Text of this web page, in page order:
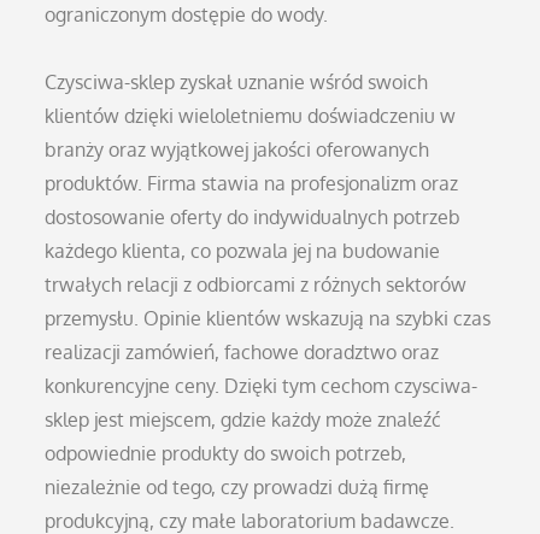
ograniczonym dostępie do wody.
Czysciwa-sklep zyskał uznanie wśród swoich
klientów dzięki wieloletniemu doświadczeniu w
branży oraz wyjątkowej jakości oferowanych
produktów. Firma stawia na profesjonalizm oraz
dostosowanie oferty do indywidualnych potrzeb
każdego klienta, co pozwala jej na budowanie
trwałych relacji z odbiorcami z różnych sektorów
przemysłu. Opinie klientów wskazują na szybki czas
realizacji zamówień, fachowe doradztwo oraz
konkurencyjne ceny. Dzięki tym cechom czysciwa-
sklep jest miejscem, gdzie każdy może znaleźć
odpowiednie produkty do swoich potrzeb,
niezależnie od tego, czy prowadzi dużą firmę
produkcyjną, czy małe laboratorium badawcze.